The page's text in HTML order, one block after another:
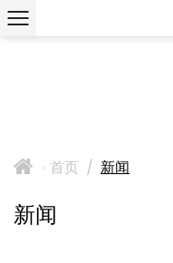
> 首页 / 新闻
新闻